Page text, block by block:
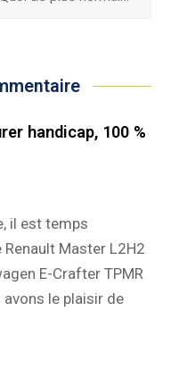
handicap, 100 %
il est temps
Master L2H2
E-Crafter TPMR
le plaisir de